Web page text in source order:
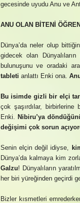
gecesinde uyudu Anu ve
ANU OLAN BİTENİ
Dünya’da neler olup
gidecek olan
bulunuşunu ve oradaki
tableti anlattı Enki ona.
Bu isimde gizli bir elçi
çok şaşırdılar, birbirlerine
Enki. Nibiru’ya
değişimi çok sorun
Senin elçin değil idiyse,
Dünya’da kalmaya kim
Galzu! Dünyalıların
her biri yüreğinden geçirdi
Bizler kısmetleri